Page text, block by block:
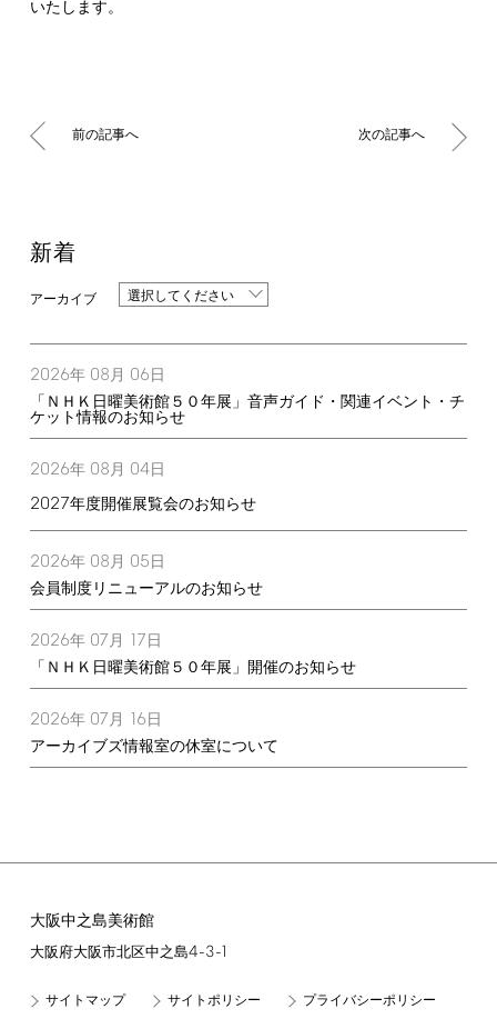
いたします。
前の記事へ 次の記事へ
新着
選択してください
2026年 08月 06 日
「ＮＨＫ日曜美術館５０年展」音声ガイド・関連イベント・チ
ケット情報のお知らせ
2026年 08月 04日
2027年度開催展覧会のお知らせ
2026年 08月 05 日
会員制度リニューアルのお知らせ
2026年 07月 17 日
「ＮＨＫ日曜美術館５０年展」開催のお知らせ
2026年 07月 16 日
アーカイブズ情報室の休室について
大阪中之島美術館
大阪府大阪市北区中之島4-3-1
サイトマップ サイトポリシー プライバシーポリシー